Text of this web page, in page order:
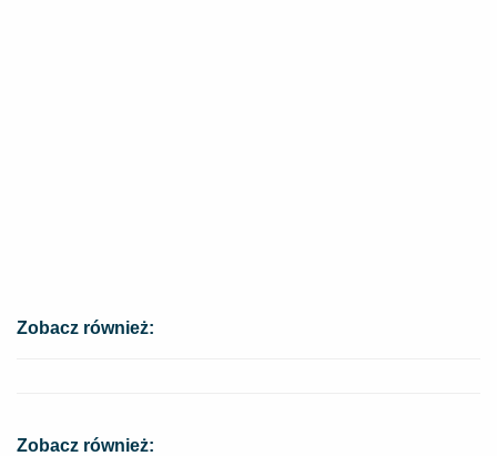
Zobacz również:
Zobacz również: